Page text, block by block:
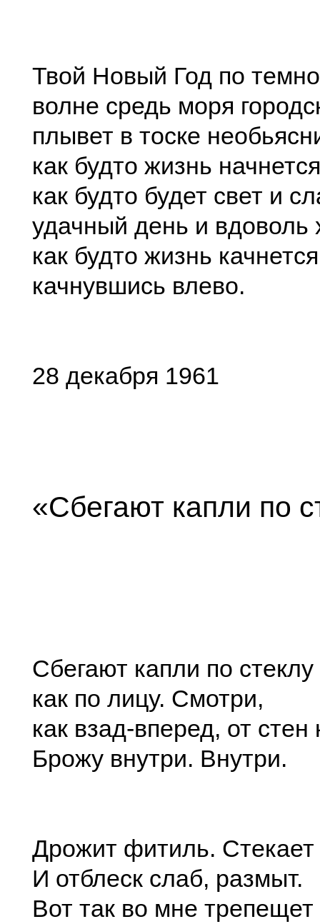
Твой Новый Год по
волне средь моря
плывет в тоске
как будто жизнь
как будто будет свет и
удачный день и вдоволь
как будто жизнь
качнувшись влево.
28 декабря 1961
«Сбегают капли по
Сбегают капли по стеклу
как по лицу. Смотри,
как взад-вперед, от стен
Брожу внутри. Внутри.
Дрожит фитиль. Стекает
И отблеск слаб, размыт.
Вот так во мне трепещет